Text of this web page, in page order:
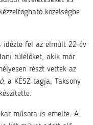
közelségbe
idézte fel az elmúlt 22 év
túlélőket, akik már
részt vettek az
, a KÉSZ tagja, Taksony
műsora is emelte. A